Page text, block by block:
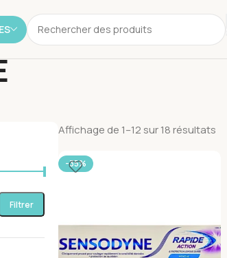
Filtrer
Affichage de 1–12 sur 18 résultats
-35%